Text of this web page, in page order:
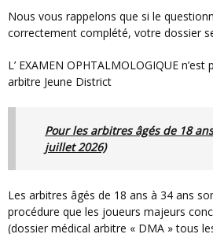
Nous vous rappelons que si le questionnaire n’est pas
correctement complété, votre dossier
L’ EXAMEN OPHTALMOLOGIQUE n’est pas obligatoire pour un
arbitre Jeune District
Pour les arbitres âgés de 18 ans à 34 ans (au 1er
juillet 2026)
Les arbitres âgés de 18 ans à 34 ans sont soumis à la même
procédure que les joueurs majeurs
(dossier médical arbitre « DMA » tous